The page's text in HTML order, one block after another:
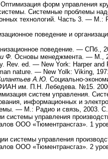
Оптимизация форм управления
Системные проблемы
технологий. Часть 3. — М.:
поведение и
поведение. — СПб.,
Ф. Основы менеджмента. — М.,
Rev. ed. — New York: Harper and
nature. — New Yolk: Viking,
А.Ю. Социально-
им. П.Н. Лебедева. №15.
систем управления.
информационных и
— М.: Радио и связь, 2003.
управления
ООО «Тюментрансгаз». 1
системы управления
ООО «Тюментрансгаз». 2